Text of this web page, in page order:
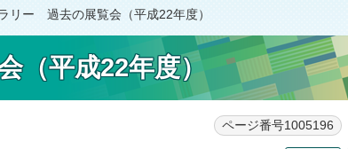
リー 過去の展覧会（平成22年度）
（平成22年度）
ページ番号1005196